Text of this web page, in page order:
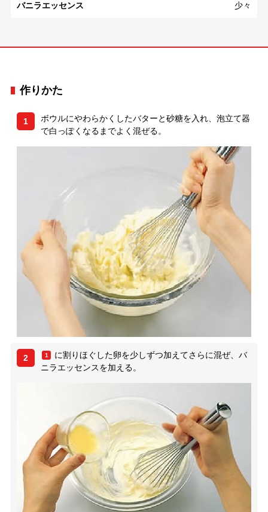
バニラエッセンス 少々
作りかた
1
ボウルにやわらかくしたバターと砂糖を入れ、泡立て器
で白っぽくなるまでよく混ぜる。
2 1
に割りほぐした卵を少しずつ加えてさらに混ぜ、バ
ニラエッセンスを加える。